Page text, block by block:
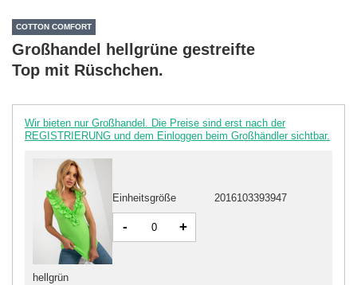
COTTON COMFORT
Großhandel hellgrüne gestreifte
Top mit Rüschchen.
Wir bieten nur Großhandel. Die Preise sind erst nach der
REGISTRIERUNG und dem Einloggen beim Großhändler sichtbar.
hellgrün
Einheitsgröße 2016103393947
- +